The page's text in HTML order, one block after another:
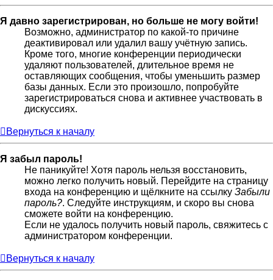
Я давно зарегистрирован, но больше не могу войти!
Возможно, администратор по какой-то причине
деактивировал или удалил вашу учётную запись.
Кроме того, многие конференции периодически
удаляют пользователей, длительное время не
оставляющих сообщения, чтобы уменьшить размер
базы данных. Если это произошло, попробуйте
зарегистрироваться снова и активнее участвовать в
дискуссиях.
Вернуться к началу
Я забыл пароль!
Не паникуйте! Хотя пароль нельзя восстановить,
можно легко получить новый. Перейдите на страницу
входа на конференцию и щёлкните на ссылку Забыли
пароль?. Следуйте инструкциям, и скоро вы снова
сможете войти на конференцию.
Если не удалось получить новый пароль, свяжитесь с
администратором конференции.
Вернуться к началу